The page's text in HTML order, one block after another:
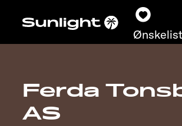
Modeller
Ferda
AS